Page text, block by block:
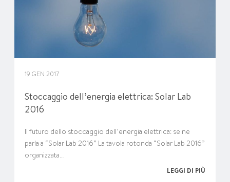
19 GEN 2017
Stoccaggio dell’energia elettrica: Solar Lab
2016
Il futuro dello stoccaggio dell’energia elettrica: se ne
parla a “Solar Lab 2016” La tavola rotonda “Solar Lab 2016”
organizzata…
LEGGI DI PIÙ